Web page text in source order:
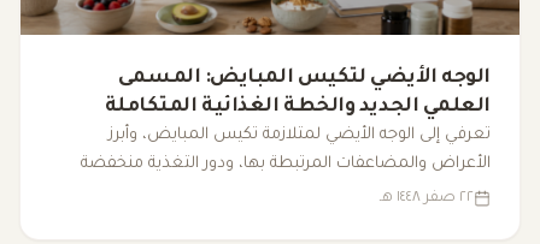
الوجه الأيضي لتكيس المبايض: المسمى
العلمي الجديد والخطة الغذائية المتكاملة
لضبط الهرمونات
تعرفي إلى الوجه الأيضي لمتلازمة تكيس المبايض، وأبرز
الأعراض والمضاعفات المرتبطة بها، ودور التغذية منخفضة
المؤشر الجلايسيمي، والرياضة، والنوم، والمكملات الغذائية في
٢٢ صفر ١٤٤٨ هـ